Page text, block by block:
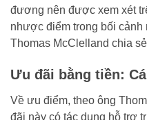
đương nên được xem xét
nhược điểm trong bối cảnh
Thomas McClelland chia
Ưu đãi bằng tiền:
Về ưu điểm, theo ông
đãi này có tác dụng hỗ trợ